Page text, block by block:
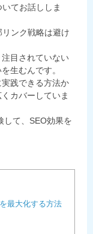
てお話ししま
ンク戦略は避け
目されていない
生むんです。
践できる方法か
カバーしていま
して、SEO効果を
最大化する方法